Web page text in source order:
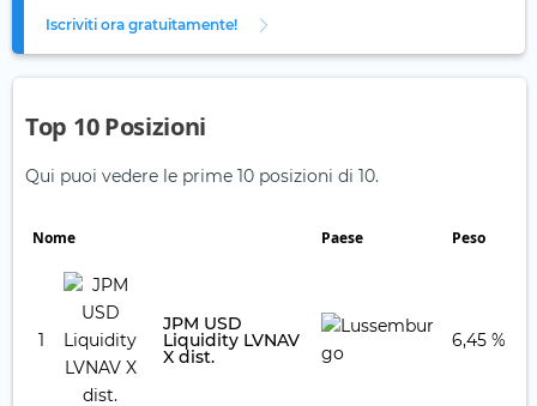
Iscriviti ora gratuitamente!
Top 10 Posizioni
Qui puoi vedere le prime 10 posizioni di 10.
Nome Paese Peso
1
JPM USD
Liquidity LVNAV
X dist.
6,45 %